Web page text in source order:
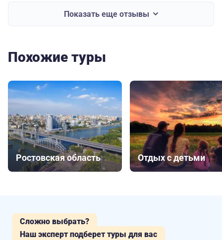
Показать еще отзывы
Похожие туры
Ростовская область Отдых с детьми
Сложно выбрать?
Наш эксперт подберет туры для вас